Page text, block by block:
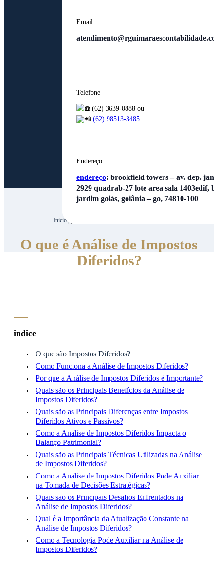
Email
Telefone
(62) 3639-0888 ou
(62) 98513-3485
Endereço
endereço: brookfield towers – av. dep.
2929 quadrab-27 lote area sala 1403edif,
jardim goiás, goiânia – go, 74810-100
Inicio| | O que é Análise de Impostos Diferidos?
O que é Análise de Impostos
Diferidos?
indice
O que são Impostos Diferidos?
Como Funciona a Análise de Impostos Diferidos?
Por que a Análise de Impostos Diferidos é Importante?
Quais são os Principais Benefícios da Análise de
Impostos Diferidos?
Quais são as Principais Diferenças entre Impostos
Diferidos Ativos e Passivos?
Como a Análise de Impostos Diferidos Impacta o
Balanço Patrimonial?
Quais são as Principais Técnicas Utilizadas na Análise
de Impostos Diferidos?
Como a Análise de Impostos Diferidos Pode Auxiliar
na Tomada de Decisões Estratégicas?
Quais são os Principais Desafios Enfrentados na
Análise de Impostos Diferidos?
Qual é a Importância da Atualização Constante na
Análise de Impostos Diferidos?
Como a Tecnologia Pode Auxiliar na Análise de
Impostos Diferidos?